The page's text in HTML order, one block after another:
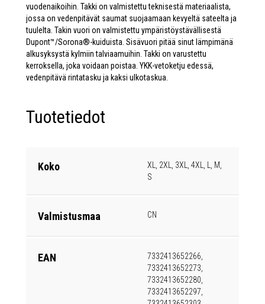
vuodenaikoihin. Takki on valmistettu teknisestä materiaalista,
jossa on vedenpitävät saumat suojaamaan kevyeltä sateelta ja
tuulelta. Takin vuori on valmistettu ympäristöystävällisestä
Dupont™/Sorona®-kuiduista. Sisävuori pitää sinut lämpimänä
alkusyksystä kylmiin talviaamuihin. Takki on varustettu
kerroksella, joka voidaan poistaa. YKK-vetoketju edessä,
vedenpitävä rintatasku ja kaksi ulkotaskua.
Tuotetiedot
Koko
XL, 2XL, 3XL, 4XL, L, M,
S
Valmistusmaa CN
EAN
7332413652266,
7332413652273,
7332413652280,
7332413652297,